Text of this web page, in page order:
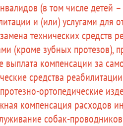
(в том числе детей
и (или) услугами для
технических средств
(кроме зубных протезов),
выплата компенсации за
средства
ортопедические
компенсация расходов
собак-проводников